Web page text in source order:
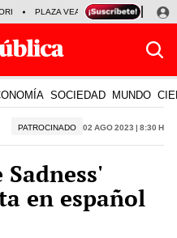
PLAZA VEA FERIADOS
SOCIEDAD MUNDO
PATROCINADO 02 Ago 2023 | 8:30 h
en español